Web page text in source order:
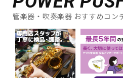
管楽器・吹奏楽器 おすすめコン